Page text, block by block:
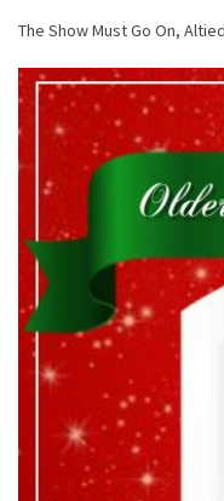
The Show Must Go On,